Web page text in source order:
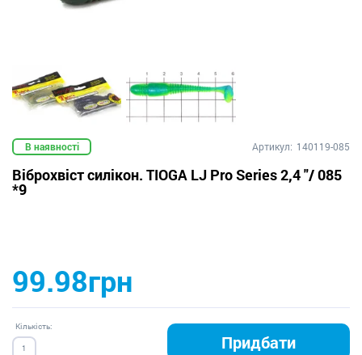
В наявності Артикул: 140119-085
Віброхвіст силікон. TIOGA LJ Pro Series 2,4 "/ 085
*9
99.98грн
Кількість:
Придбати